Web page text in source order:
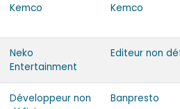
Kemco Kemco
Neko
Entertainment
Editeur non
Développeur non
Banpresto